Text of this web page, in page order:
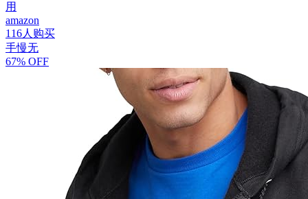
用
amazon
116人购买
手慢无
67% OFF